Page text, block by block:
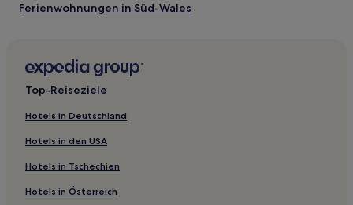
Ferienwohnungen in Süd-Wales
Gumfreston Hotels
Swansea Hotels
Hotels nahe Mumbles Pier
Llwchwr: Hotels
Top-Reiseziele
Hotels in Deutschland
Hotels in den USA
Hotels in Tschechien
Hotels in Österreich